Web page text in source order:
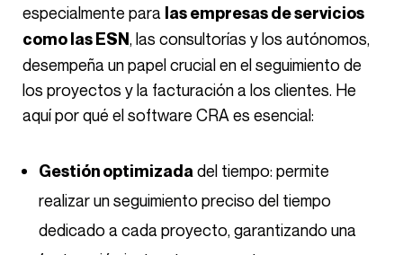
especialmente para las empresas de servicios
como las ESN, las consultorías y los autónomos,
desempeña un papel crucial en el seguimiento de
los proyectos y la facturación a los clientes. He
aquí por qué el software CRA es esencial:
Gestión optimizadadel tiempo: permite
realizar un seguimiento preciso del tiempo
dedicado a cada proyecto, garantizando una